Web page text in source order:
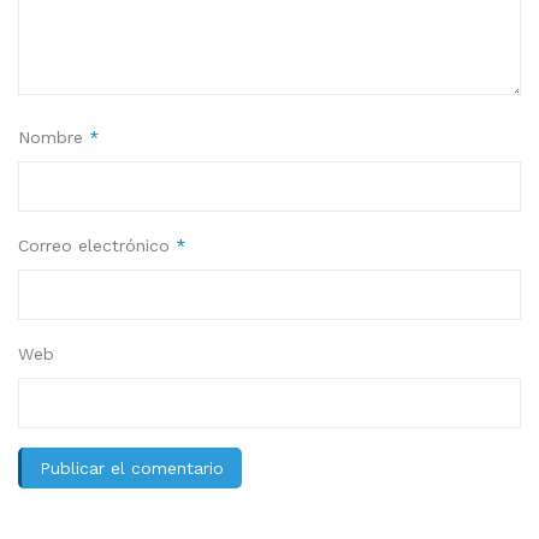
Nombre *
Correo electrónico *
Web